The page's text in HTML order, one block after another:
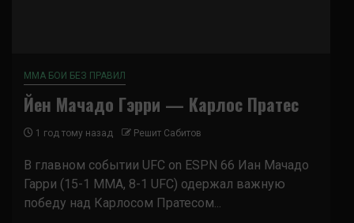
ММА БОИ БЕЗ ПРАВИЛ
Йен Мачадо Гэрри — Карлос Пратес
1 год тому назад Решит Сабитов
В главном событии UFC on ESPN 66 Иан Мачадо
Гарри (15-1 MMA, 8-1 UFC) одержал важную
победу над Карлосом Пратесом...